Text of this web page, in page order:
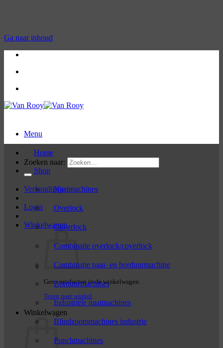
Ga naar inhoud
Menu
Zoeken naar:
Verlanglijstje
Login
Winkelwagen
Geen producten in de winkelwagen.
Terug naar winkel
Winkelwagen
Home
Shop
Naaimachines
Overlock
Coverlock
Combinatie overlock/coverlock
Combinatie naai- en borduurmachine
Borduurmachines
Industriële naaimachines
Blindzoommachines industrie
Punchmachines